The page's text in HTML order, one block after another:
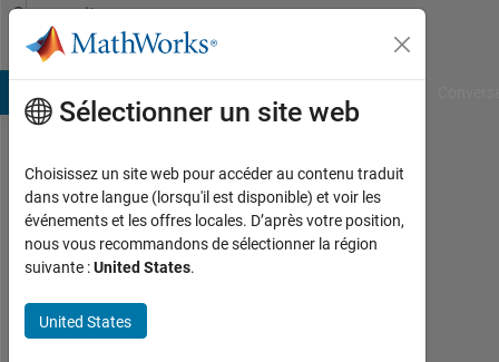
Passer au contenu
Community
Profile
Anastasia
Anastasiadou
Actif
2019
Sélectionner un site web
Choisissez un site web pour accéder au contenu traduit
dans votre langue (lorsqu'il est disponible) et voir les
événements et les offres locales. D’après votre position,
nous vous recommandons de sélectionner la région
suivante :United States.
United States